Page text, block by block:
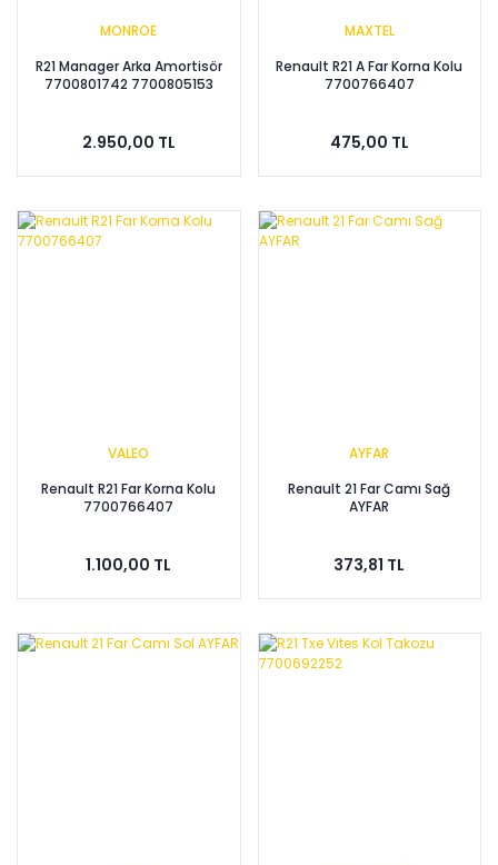
MONROE
R21 Manager Arka Amortisör
7700801742 7700805153
2.950,00 TL
MAXTEL
Renault R21 A Far Korna Kolu
7700766407
475,00 TL
VALEO
Renault R21 Far Korna Kolu
7700766407
1.100,00 TL
AYFAR
Renault 21 Far Camı Sağ
AYFAR
373,81 TL